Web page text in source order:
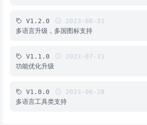
V1.2.0 2023-08-31
多语言升级，多国图标支持
V1.1.0 2023-07-31
功能优化升级
V1.0.0 2023-06-28
多语言工具类支持